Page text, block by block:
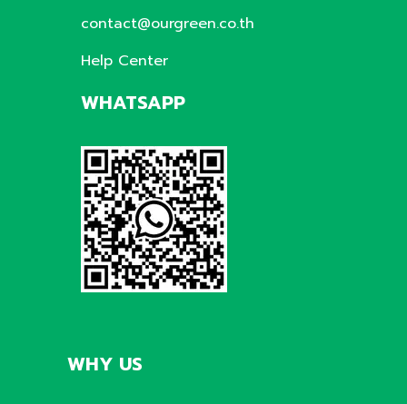
contact@ourgreen.co.th
Help Center
WHATSAPP
WHY US